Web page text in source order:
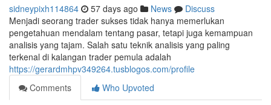
sidneypixh114864 57 days ago News
Discuss
Menjadi seorang trader sukses tidak hanya memerlukan
pengetahuan mendalam tentang pasar, tetapi juga kemampuan
analisis yang tajam. Salah satu teknik analisis yang paling
terkenal di kalangan trader pemula adalah
https://gerardmhpv349264.tusblogos.com/profile
Comments
Who Upvoted